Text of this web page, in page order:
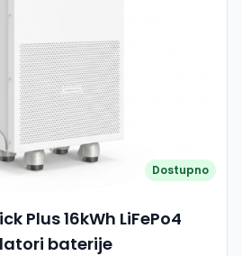
Dostupno
Plus 16kWh LiFePo4
baterije